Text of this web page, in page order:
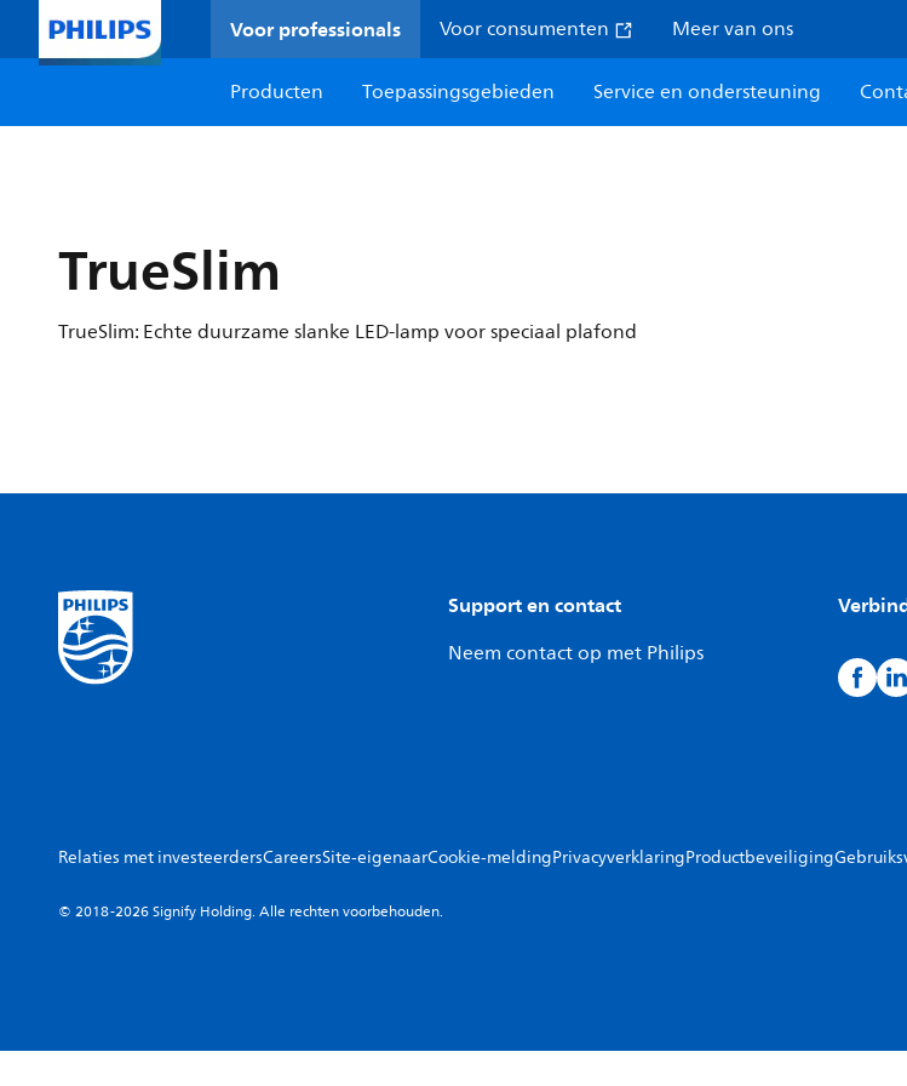
Voor professionals Voor consumenten Meer van ons
Producten
Toepassingsgebieden Service en ondersteuning
TrueSlim
TrueSlim: Echte duurzame slanke LED-lamp voor speciaal plafond
Support en contact
Neem contact op met Philips
Relaties met investeerdersCareersSite-eigenaarCookie-meldingPrivacyverklaringProductbeveiliging
© 2018-2026 Signify Holding. Alle rechten voorbehouden.